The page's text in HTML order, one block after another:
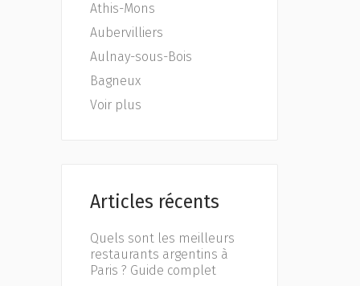
Athis-Mons
Aubervilliers
Aulnay-sous-Bois
Bagneux
Voir plus
Articles récents
Quels sont les meilleurs
restaurants argentins à
Paris ? Guide complet